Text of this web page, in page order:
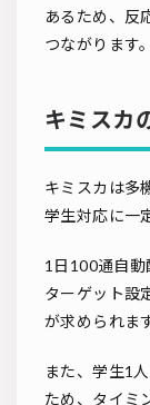
あるため、反
つながります。
キミスカ
キミスカは多
学生対応に一
1日100通自動
ターゲット設
が求められま
また、学生1
ため、タイミ